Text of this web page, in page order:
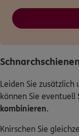
Leiden Sie zusätzlich
können Sie eventuell
kombinieren.
Knirschen Sie